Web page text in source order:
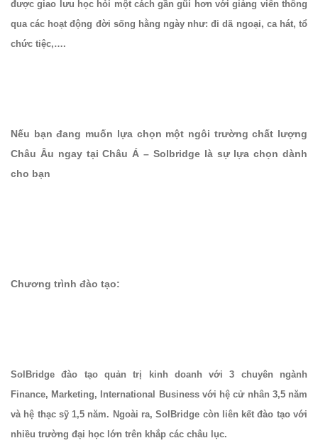
được giao lưu học hỏi một cách gần gũi hơn với giảng viên thông
qua các hoạt động đời sống hằng ngày như: đi dã ngoại, ca hát, tổ
chức tiệc,….
Nếu bạn đang muốn lựa chọn một ngôi trường chất lượng
Châu Âu ngay tại Châu Á – Solbridge là sự lựa chọn dành
cho bạn
Chương trình đào tạo:
SolBridge đào tạo quản trị kinh doanh với 3 chuyên ngành
Finance, Marketing, International Business với hệ cử nhân 3,5 năm
và hệ thạc sỹ 1,5 năm. Ngoài ra, SolBridge còn liên kết đào tạo với
nhiều trường đại học lớn trên khắp các châu lục.